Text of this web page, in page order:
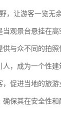
让游客一览无
观景台悬挂在高
与众不同的拍照
，成为一个性建
促进当地的旅游
保其在安全性